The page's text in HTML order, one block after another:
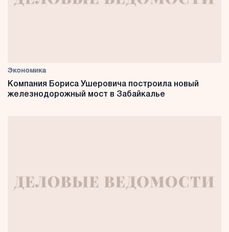
Экономика
Компания Бориса Ушеровича построила новый
железнодорожный мост в Забайкалье